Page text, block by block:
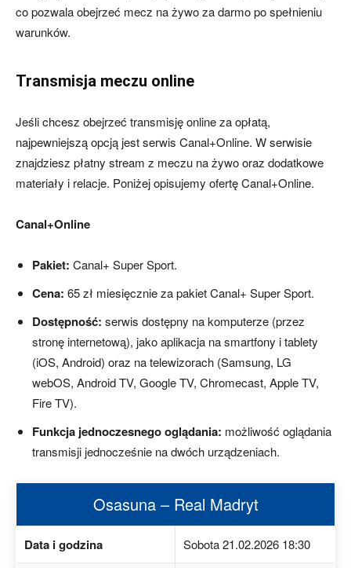
co pozwala obejrzeć mecz na żywo za darmo po spełnieniu
warunków.
Transmisja meczu online
Jeśli chcesz obejrzeć transmisję online za opłatą,
najpewniejszą opcją jest serwis Canal+Online. W serwisie
znajdziesz płatny stream z meczu na żywo oraz dodatkowe
materiały i relacje. Poniżej opisujemy ofertę Canal+Online.
Canal+Online
Pakiet: Canal+ Super Sport.
Cena: 65 zł miesięcznie za pakiet Canal+ Super Sport.
Dostępność: serwis dostępny na komputerze (przez
stronę internetową), jako aplikacja na smartfony i tablety
(iOS, Android) oraz na telewizorach (Samsung, LG
webOS, Android TV, Google TV, Chromecast, Apple TV,
Fire TV).
Funkcja jednoczesnego oglądania: możliwość oglądania
transmisji jednocześnie na dwóch urządzeniach.
Osasuna – Real Madryt
Data i godzina Sobota 21.02.2026 18:30